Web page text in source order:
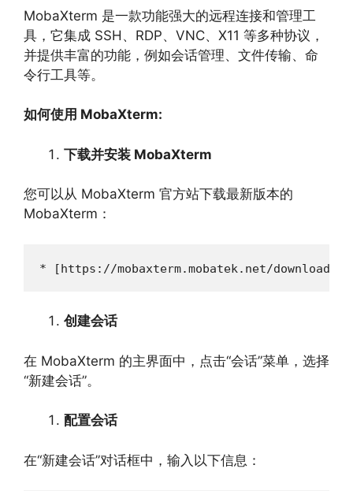
MobaXterm 是一款功能强大的远程连接和管理工
具， 它集成 SSH、 RDP、 VNC、 X11 等多种协议，
并提供丰富的功能， 例如会话管理、 文件传输、 命
令行工具等。
如何使用 MobaXterm:
下载并安装 MobaXterm
您可以从 MobaXterm 官方站下载最新版本的
MobaXterm：
* [https://mobaxterm.mobatek.net/
创建会话
在 MobaXterm 的主界面中， 点击“会话”菜单， 选择
“新建会话”。
配置会话
在“新建会话”对话框中， 输入以下信息：